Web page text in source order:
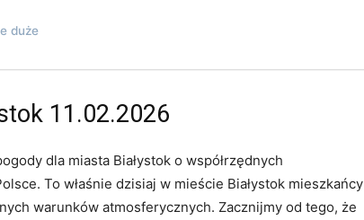
duże
11.02.2026
dla miasta Białystok o współrzędnych
To właśnie dzisiaj w mieście Białystok mieszkańcy
warunków atmosferycznych. Zacznijmy od tego, że